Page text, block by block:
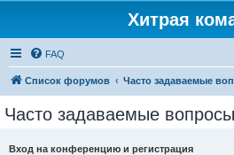
Хитрая
FAQ
Список форумов Часто задаваемые
Часто задаваемые вопросы
Вход на конференцию и регистрация